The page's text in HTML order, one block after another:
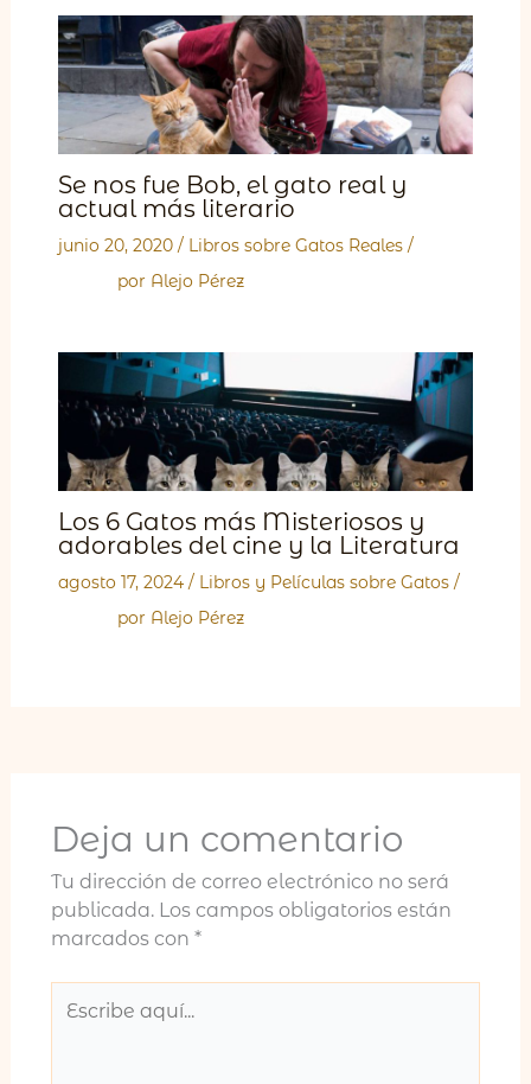
Se nos fue Bob, el gato real y
actual más literario
junio 20, 2020 / Libros sobre Gatos Reales/
por Alejo Pérez
Los 6 Gatos más Misteriosos y
adorables del cine y la Literatura
agosto 17, 2024 / Libros y Películas sobre Gatos/
por Alejo Pérez
Deja un comentario
Tu dirección de correo electrónico no será
publicada. Los campos obligatorios están
marcados con *
aquí...